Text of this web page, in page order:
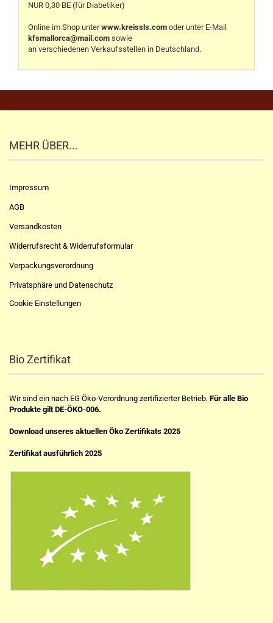
NUR 0,30 BE (für Diabetiker)
Online im Shop unterwww.kreissls.com oder unter E-Mail
kfsmallorca@mail.com sowie
an verschiedenen Verkaufsstellen in Deutschland.
.
MEHR ÜBER...
Impressum
AGB
Versandkosten
Widerrufsrecht & Widerrufsformular
Verpackungsverordnung
Privatsphäre und Datenschutz
Cookie Einstellungen
Bio Zertifikat
Wir sind ein nach EG Öko-Verordnung zertifizierter Betrieb. Für alle Bio
Produkte gilt DE-ÖKO-006.
Download unseres aktuellen Öko Zertifikats 2025
Zertifikat ausführlich 2025